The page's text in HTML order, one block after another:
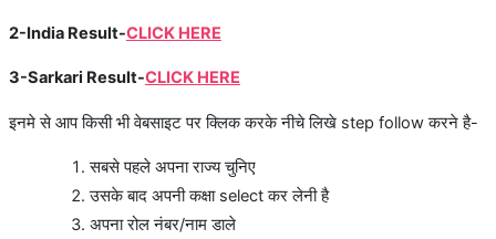
2-India Result-CLICK HERE
3-Sarkari Result-CLICK HERE
इनमे से आप किसी भी वेबसाइट पर क्लिक करके नीचे लिखे step follow करने है-
सबसे पहले अपना राज्य चुनिए
उसके बाद अपनी कक्षा select कर लेनी है
अपना रोल नंबर/नाम डाले